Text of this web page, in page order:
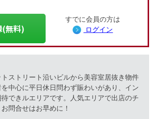
(無料)
すでに会員の方は
ログイン
ストリート沿いビルから美容室居抜き物件
中心に平日休日問わず賑わいがあり、イン
できルエリアです。人気エリアで出店のチ
問合せはお早めに！